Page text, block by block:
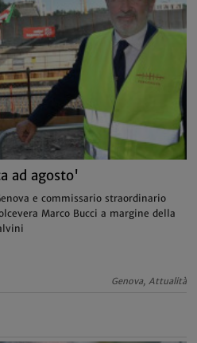
ad agosto'
e commissario straordinario
Marco Bucci a margine della
Genova, Attualità